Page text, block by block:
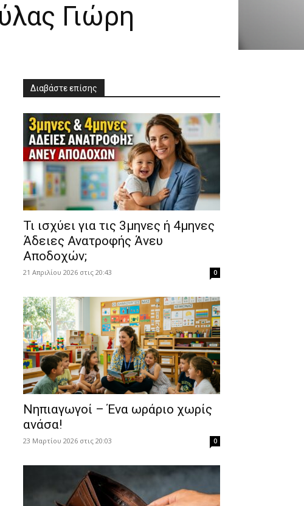
Γιώρη
Διαβάστε επίσης
​Τι ισχύει για τις 3μηνες ή 4μηνες
Άδειες Ανατροφής Άνευ
Αποδοχών;
21 Απριλίου 2026 στις 20:43 0
Νηπιαγωγοί – Ένα ωράριο χωρίς
ανάσα!
23 Μαρτίου 2026 στις 20:03 0